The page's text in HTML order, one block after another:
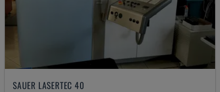
SAUER LASERTEC 40